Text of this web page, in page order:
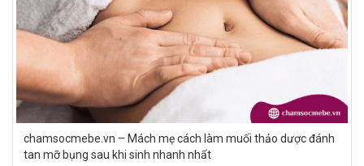
chamsocmebe.vn – Mách mẹ cách làm muối thảo dược đánh
tan mỡ bụng sau khi sinh nhanh nhất